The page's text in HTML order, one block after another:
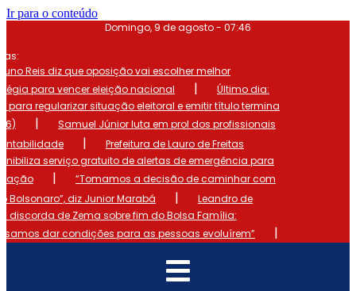
Ir para o conteúdo
Domingo, 9 de agosto - 07:46
Reis diz que oposição vai escolher melhor
para vencer eleição nacional
|
Último dia:
para regularizar situação eleitoral e emitir título termina
|
Samuel Júnior luta em prol dos profissionais
|
Prefeitura de Lauro de Freitas
serviço gratuito de alertas de emergência para
|
“Tomamos a decisão de caminhar com
Bolsonaro”, diz Junior Marabá
|
Leandro de
discorda de Zema sobre fim do Bolsa Família:
dar condições para as pessoas evoluírem”
|